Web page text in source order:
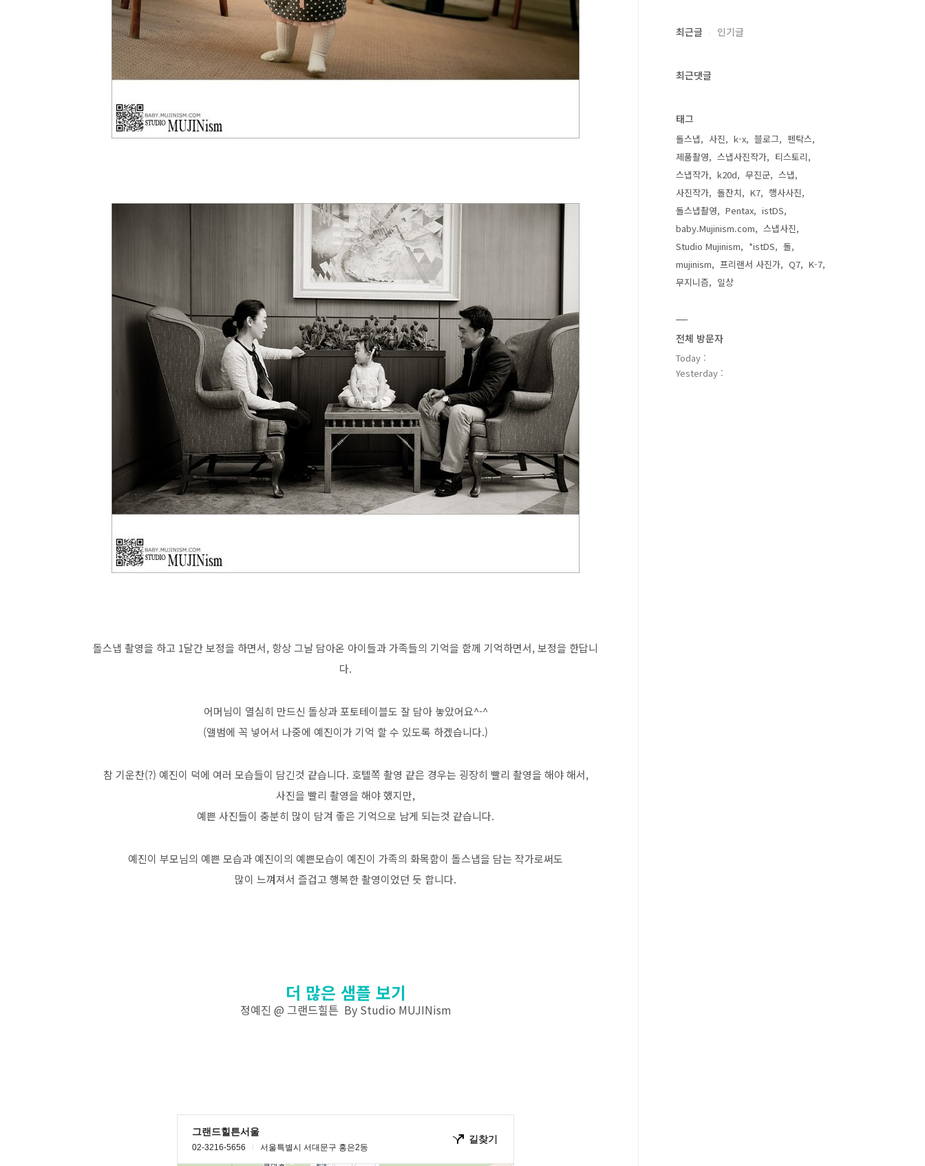
돌스냅 촬영을 하고 1달간 보정을 하면서, 항상 그날 담아온 아이들과 가족들의 기억을 함께 기억하면서, 보정을 한답니
다.
어머님이 열심히 만드신 돌상과 포토테이블도 잘 담아 놓았어요^-^
(앨범에 꼭 넣어서 나중에 예진이가 기억 할 수 있도록 하겠습니다.)
참 기운찬(?) 예진이 덕에 여러 모습들이 담긴것 같습니다. 호텔쪽 촬영 같은 경우는 굉장히 빨리 촬영을 해야 해서,
사진을 빨리 촬영을 해야 했지만,
예쁜 사진들이 충분히 많이 담겨 좋은 기억으로 남게 되는것 같습니다.
예진이 부모님의 예쁜 모습과 예진이의 예쁜모습이 예진이 가족의 화목함이 돌스냅을 담는 작가로써도
많이 느껴져서 즐겁고 행복한 촬영이었던 듯 합니다.
더 많은 샘플 보기
정예진 @ 그랜드힐튼 By Studio MUJINism
최근글 인기글
최근댓글
태그
돌스냅 사진 k-x 블로그
펜탁스
제품촬영
스냅사진작가
티스토리
스냅작가
k20d 무진군
스냅
사진작가
돌잔치 K7
행사사진
돌스냅촬영
Pentax
istDS
baby.Mujinism.com
스냅사진
Studio Mujinism
*istDS
돌
mujinism
프리랜서 사진가 Q7
K-7
무지니즘
일상
전체 방문자
Today :
Yesterday :